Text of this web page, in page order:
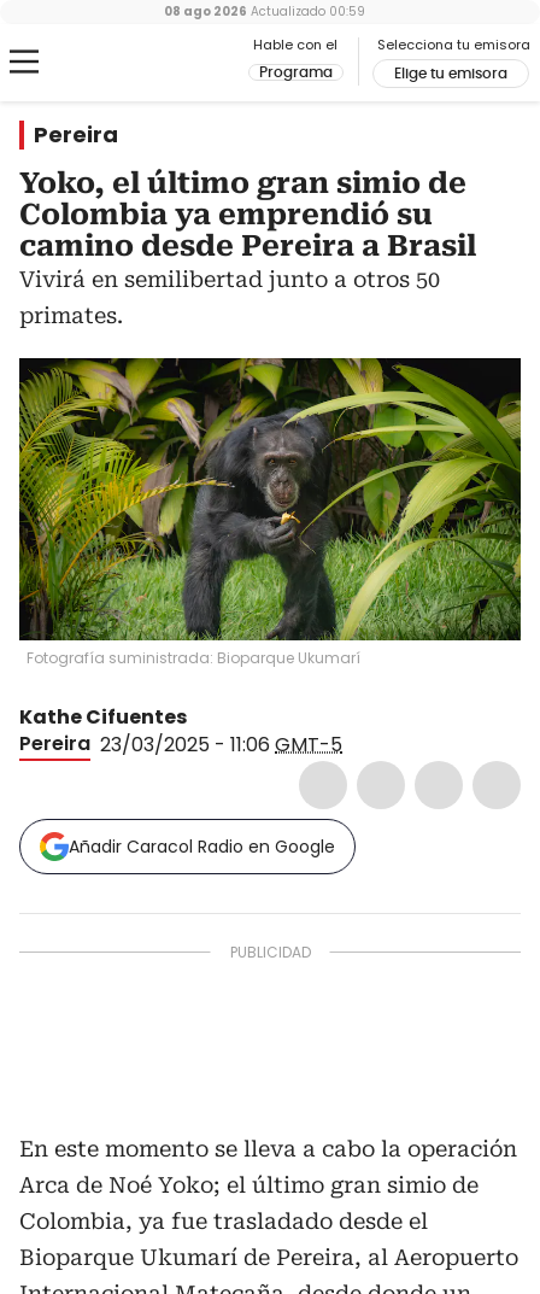
Hable con el
Programa
Selecciona tu emisora
Elige tu emisora
08 ago 2026 Actualizado 00:59
Pereira
Yoko, el último gran simio de
Colombia ya emprendió su
camino desde Pereira a Brasil
Vivirá en semilibertad junto a otros 50
primates.
Fotografía suministrada: Bioparque Ukumarí
Kathe Cifuentes
Pereira 23/03/2025 - 11:06 GMT-5
Añadir Caracol Radio en Google
En este momento se lleva a cabo la operación
Arca de Noé Yoko; el último gran simio de
Colombia, ya fue trasladado desde el
Bioparque Ukumarí de Pereira, al Aeropuerto